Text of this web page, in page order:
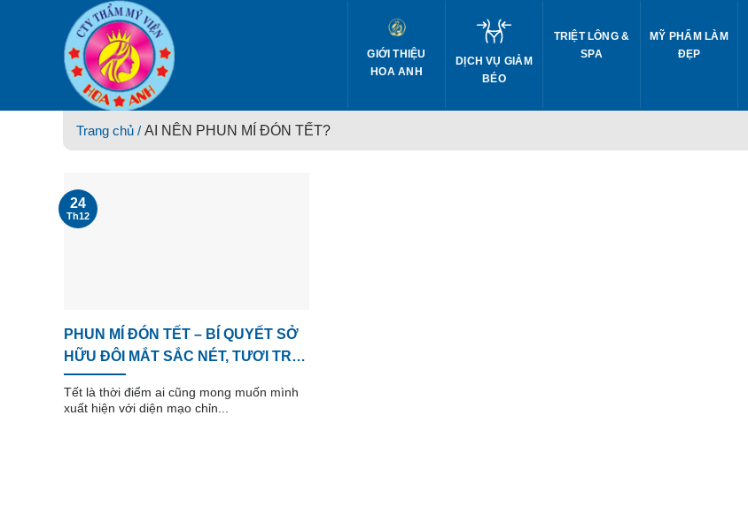
GIỚI THIỆU
HOA ANH
DỊCH VỤ GIẢM
BÉO
TRIỆT LÔNG &
SPA
MỸ PHẨM LÀM
ĐẸP
Trang chủ / AI NÊN PHUN MÍ ĐÓN TẾT?
PHUN MÍ ĐÓN TẾT – BÍ QUYẾT SỞ
HỮU ĐÔI MẮT SẮC NÉT, TƯƠI TRẺ
RẠNG RỠ NGÀY XUÂN
Tết là thời điểm ai cũng mong muốn mình
xuất hiện với diện mạo chỉn...
24
Th12